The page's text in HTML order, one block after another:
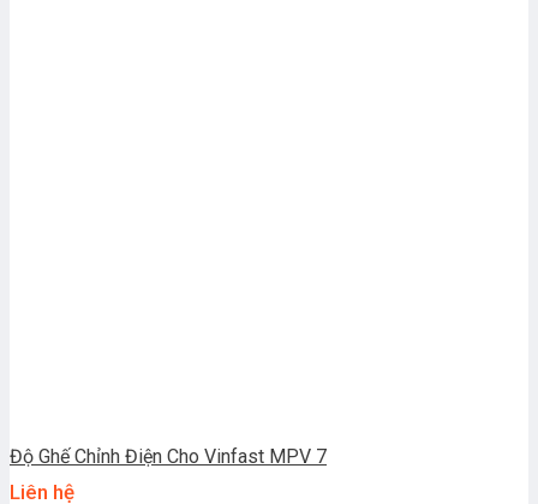
Độ Ghế Chỉnh Điện Cho Vinfast MPV 7
Liên hệ